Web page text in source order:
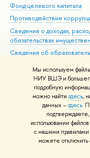
Мы используем
НИУ ВШЭ и большего
подробную
можно найти здесь,
данных –здесь.
использовании
с нашими правилами
можете отключить
Фонд целевого капитала
Противодействие
Сведения о доходах,
обязательствах
Сведения об
Людям с ограниченными
Единая платежная страница
Работа в Вышке
© НИУ ВШЭ 1993–2026
материалов Политика
Шрифты HSE Sans и HSE